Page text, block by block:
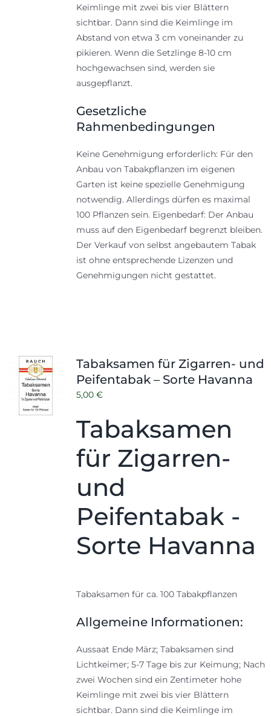
Keimlinge mit zwei bis vier Blättern
sichtbar. Dann sind die Keimlinge im
Abstand von etwa 3 cm voneinander zu
pikieren. Wenn die Setzlinge 8-10 cm
hochgewachsen sind, werden sie
ausgepflanzt.
Gesetzliche
Rahmenbedingungen
Keine Genehmigung erforderlich: Für den
Anbau von Tabakpflanzen im eigenen
Garten ist keine spezielle Genehmigung
notwendig. Allerdings dürfen es maximal
100 Pflanzen sein. Eigenbedarf: Der Anbau
muss auf den Eigenbedarf begrenzt bleiben.
Der Verkauf von selbst angebautem Tabak
ist ohne entsprechende Lizenzen und
Genehmigungen nicht gestattet.
Tabaksamen für Zigarren- und
Peifentabak – Sorte Havanna
5,00 €
Tabaksamen
für Zigarren-
und
Peifentabak -
Sorte Havanna
Tabaksamen für ca. 100 Tabakpflanzen
Allgemeine Informationen:
Aussaat Ende März; Tabaksamen sind
Lichtkeimer; 5-7 Tage bis zur Keimung; Nach
zwei Wochen sind ein Zentimeter hohe
Keimlinge mit zwei bis vier Blättern
sichtbar. Dann sind die Keimlinge im